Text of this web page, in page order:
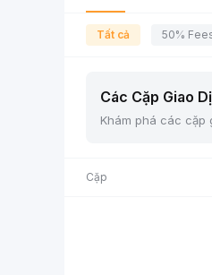
Tất cả 50%
Các Cặp Giao
Khám phá các cặp
Cặp